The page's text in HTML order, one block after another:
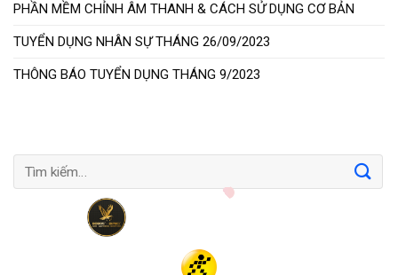
PHẦN MỀM CHỈNH ÂM THANH & CÁCH SỬ DỤNG CƠ BẢN
TUYỂN DỤNG NHÂN SỰ THÁNG 26/09/2023
THÔNG BÁO TUYỂN DỤNG THÁNG 9/2023
Tìm
kiếm: